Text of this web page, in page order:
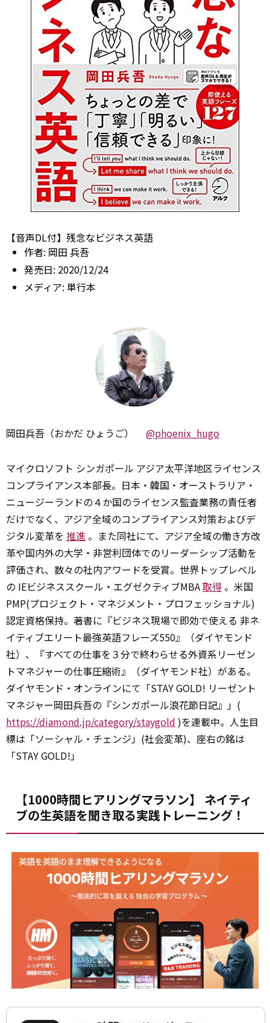
【音声DL付】残念なビジネス英語
作者: 岡田 兵吾
発売日: 2020/12/24
メディア: 単行本
岡田兵吾（おかだ ひょうご） @phoenix_hugo
マイクロソフト シンガポール アジア太平洋地区ライセンス
コンプライアンス本部長。日本・韓国・オーストラリア・
ニュージーランドの４か国のライセンス監査業務の責任者
だけでなく、アジア全域のコンプライアンス対策およびデ
ジタル変革を 推進 。また同社にて、アジア全域の働き方改
革や国内外の大学・非営利団体でのリーダーシップ活動を
評価され、数々の社内アワードを受賞。世界トップレベル
の IEビジネススクール・エグゼクティブMBA取得 。米国
PMP(プロジェクト・マネジメント・プロフェッショナル)
認定資格保持。著書に『ビジネス現場で即効で使える 非ネ
イティブエリート最強英語フレーズ550』（ダイヤモンド
社）、『すべての仕事を３分で終わらせる外資系リーゼン
トマネジャーの仕事圧縮術』（ダイヤモンド社）がある。
ダイヤモンド・オンラインにて「STAY GOLD! リーゼント
マネジャー岡田兵吾の『シンガポール浪花節日記』」(
https://diamond.jp/category/staygold )を連載中。人生目
標は「ソーシャル・チェンジ」(社会変革)、座右の銘は
「STAY GOLD!」
【1000時間ヒアリングマラソン】 ネイティ
ブの生英語を聞き取る実践トレーニング！